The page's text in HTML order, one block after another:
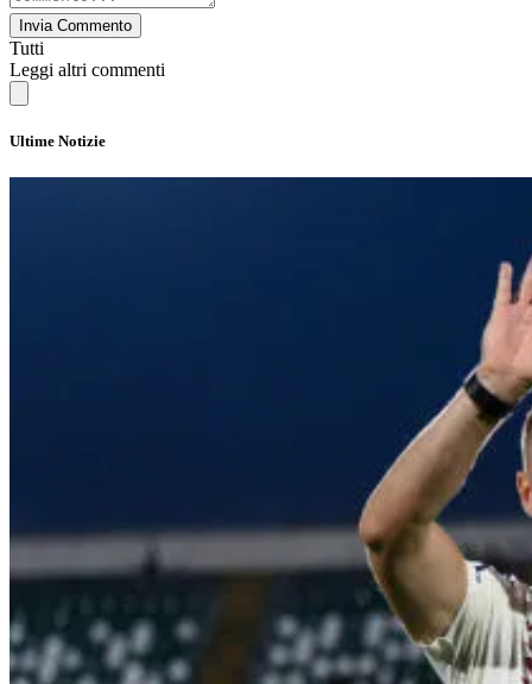
Invia Commento
Tutti
Leggi altri commenti
Ultime Notizie